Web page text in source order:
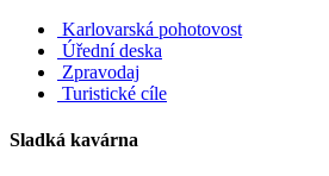
Karlovarská pohotovost
Úřední deska
Zpravodaj
Turistické cíle
Sladká kavárna